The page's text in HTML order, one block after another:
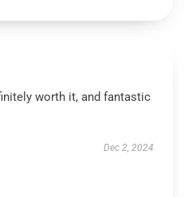
worth it, and fantastic
Dec 2, 2024